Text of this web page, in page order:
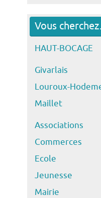
Vous
HAUT-BOCAGE
Givarlais
Louroux-
Maillet
Associations
Commerces
Ecole
Jeunesse
Mairie